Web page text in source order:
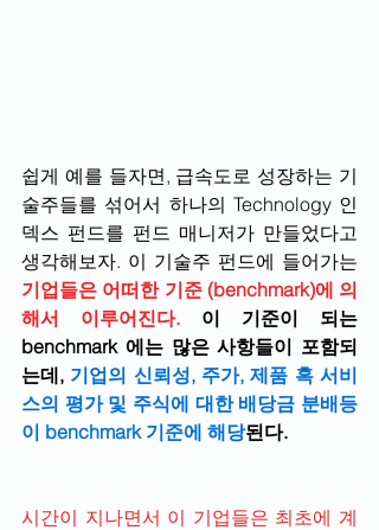
쉽게 예를 들자면, 급속도로 성장하는 기
술주들를 섞어서 하나의 Technology 인
덱스 펀드를 펀드 매니저가 만들었다고
기업들은 어떠한 기준 (benchmark)에 의
해서 이루어진다. 이 기준이 되는
benchmark 에는 많은 사항들이 포함되
는데, 기업의 신뢰성, 주가, 제품 혹 서비
스의 평가 및 주식에 대한 배당금 분배등
이 benchmark 기준에 해당된다.
시간이 지나면서 이 기업들은 최초에 계